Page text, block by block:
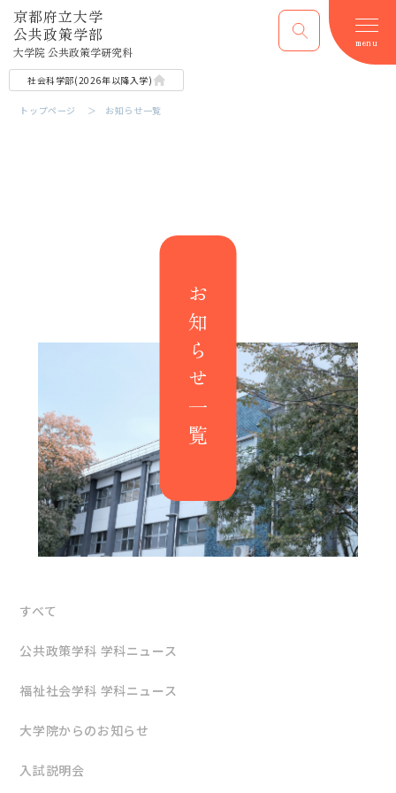
京都府立大学
公共政策学部
大学院 公共政策学研究科
社会科学部​(2026年以降​入学)
menu
トップページ お知らせ一覧
お知らせ一覧
すべて
公共政策学科 学科ニュース
福祉社会学科 学科ニュース
大学院からのお知らせ
入試説明会